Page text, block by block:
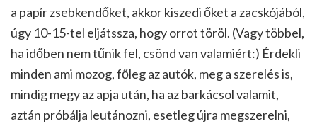
a papír zsebkendőket, akkor kiszedi őket a zacskójából,
úgy 10-15-tel eljátssza, hogy orrot töröl. (Vagy többel,
ha időben nem tűnik fel, csönd van valamiért:) Érdekli
minden ami mozog, főleg az autók, meg a szerelés is,
mindig megy az apja után, ha az barkácsol valamit,
aztán próbálja leutánozni, esetleg újra megszerelni,